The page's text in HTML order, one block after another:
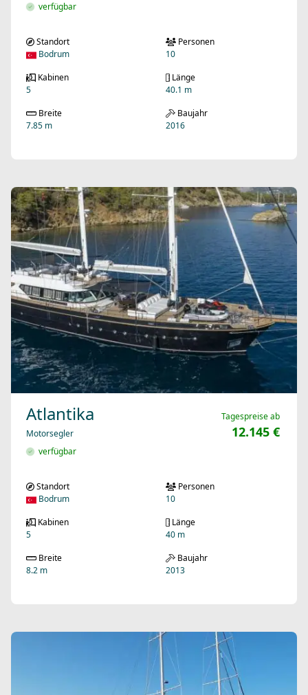
verfügbar
Standort
Bodrum
Personen
10
Kabinen
5
Länge
40.1 m
Breite
7.85 m
Baujahr
2016
Atlantika
Motorsegler
verfügbar
Tagespreise ab
12.145 €
Standort
Bodrum
Personen
10
Kabinen
5
Länge
40 m
Breite
8.2 m
Baujahr
2013